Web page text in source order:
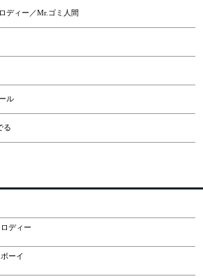
ディー／Mr.ゴミ人間
ル
る
ディー
ーイ